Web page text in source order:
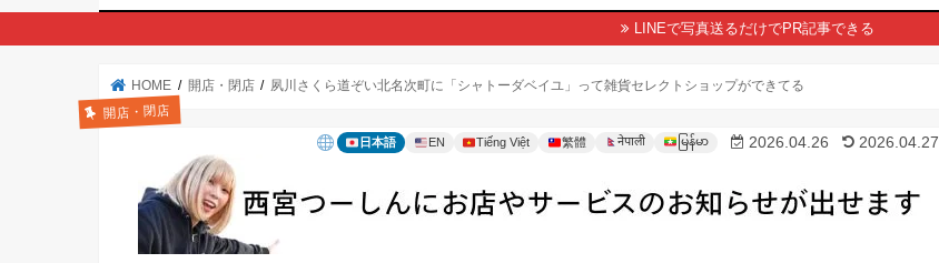
LINEで写真送るだけでPR記事できる
HOME 開店・閉店 夙川さくら道ぞい北名次町に「シャトーダベイユ」って雑貨セレクトショップができてる
開店・閉店
日本語 EN Tiếng Việt 繁體 नेपाली မြန်မာ 2026.04.26 2026.04.27